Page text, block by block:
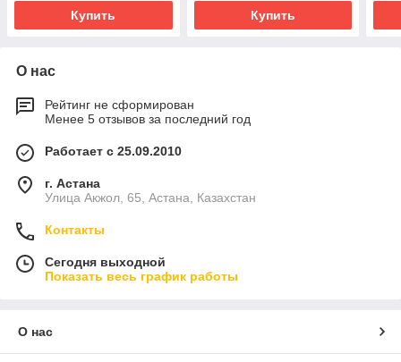
Купить Купить
О нас
Рейтинг не сформирован
Менее 5 отзывов за последний год
Работает с 25.09.2010
г. Астана
Улица Акжол, 65, Астана, Казахстан
Контакты
Сегодня выходной
Показать весь график работы
О нас